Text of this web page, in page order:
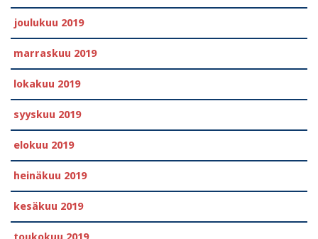
joulukuu 2019
marraskuu 2019
lokakuu 2019
syyskuu 2019
elokuu 2019
heinäkuu 2019
kesäkuu 2019